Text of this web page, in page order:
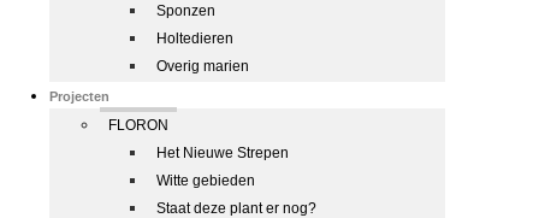
Sponzen
Holtedieren
Overig marien
Projecten
FLORON
Het Nieuwe Strepen
Witte gebieden
Staat deze plant er nog?